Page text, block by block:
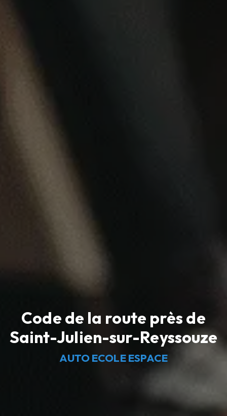
Code de la route près de
Saint-Julien-sur-Reyssouze
AUTO ECOLE ESPACE